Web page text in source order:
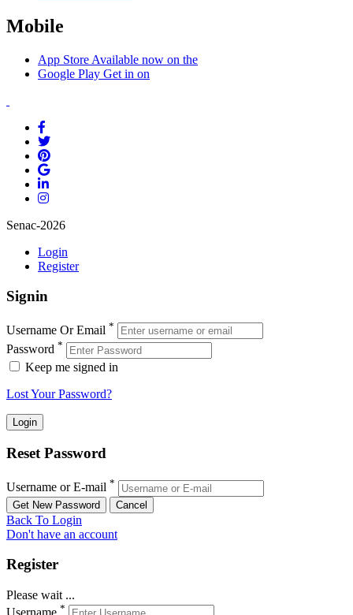
Mobile
App Store Available now on the
Google Play Get in on
Senac-2026
Login
Register
Signin
Username Or Email *
Password *
Keep me signed in
Lost Your Password?
Reset Password
Username or E-mail *
Back To Login
Don't have an account
Register
Please wait ...
*